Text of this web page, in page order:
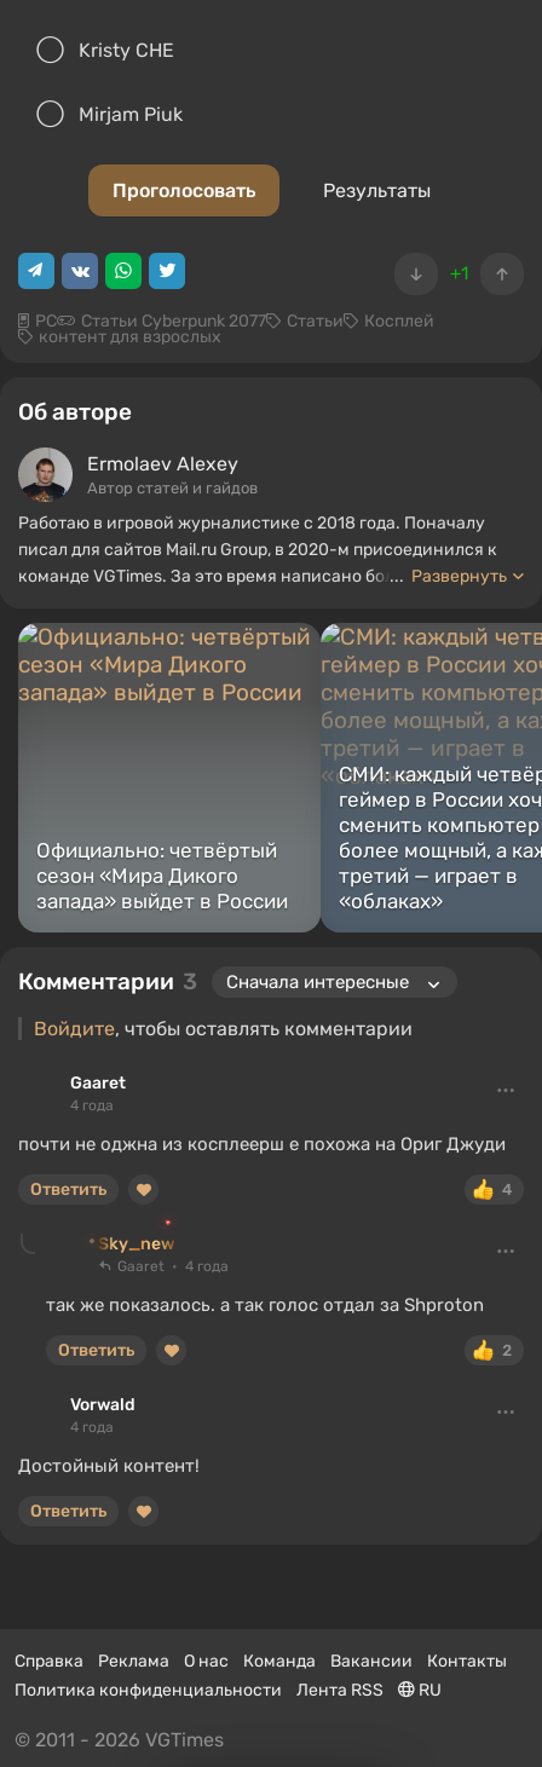
Kristy CHE
Mirjam Piuk
Проголосовать Результаты
+1
PC Статьи Cyberpunk 2077 Статьи Косплей
контент для взрослых
Об авторе
Ermolaev Alexey
Автор статей и гайдов
Работаю в игровой журналистике с 2018 года. Поначалу
писал для сайтов Mail.ru Group, в 2020-м присоединился к
команде VGTimes. За это время написано больше тысячи
сериалов, кратких биографий известных людей, подборок
косплея и гайдов. Из крупных выставок посещал «ИгроМир»
и «РЭД Экспо».
... Развернуть
Официально: четвёртый
сезон «Мира Дикого
запада» выйдет в России
СМИ: каждый
геймер в России
сменить компьютер
более мощный, а
третий — играет в
«облаках»
Комментарии 3
Войдите, чтобы оставлять комментарии
Gaaret
4 года
почти не оджна из косплеерш е похожа на Ориг Джуди
4
Ответить
Sky_new
Gaaret 4 года
так же показалось. а так голос отдал за Shproton
2
Ответить
Vorwald
4 года
Достойный контент!
Ответить
Справка Реклама О нас Команда Вакансии
Контакты
Политика конфиденциальности
Лента RSS RU
© 2011 - 2026 VGTimes